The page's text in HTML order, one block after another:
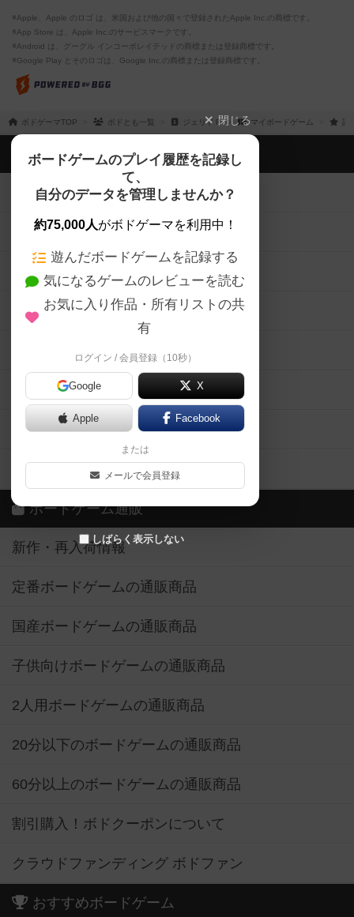
※Apple、Apple のロゴ は、米国および他の国々で登録されたApple Inc.の商標です。
※App Store は、Apple Inc.のサービスマークです。
※Android は、グーグル インコーポレイテッドの商標または登録商標です。
※Google Play とそのロゴは、Google Inc.の商標または登録商標です。
ボドゲーマTOP ボドとも一覧 ジェリドＰ マイボードゲーム 評
閉じる
ボードゲームのプレイ履歴を記録し
て、
自分のデータを管理しませんか？
約75,000人がボドゲーマを利用中！
遊んだボードゲームを記録する
気になるゲームのレビューを読む
お気に入り作品・所有リストの共
有
ログイン / 会員登録（10秒）
Google X
Apple Facebook
または
メールで会員登録
しばらく表示しない
ボドゲーマTOP
ボードゲームを検索する
ボードゲームの新着レビュー
ボードゲーム会情報
メカニクス特集
掲示板・トピックス
ボドとも・会員一覧
ボードゲーム業界コラム
ボドゲーマご利用案内
ボードゲーム通販
新作・再入荷情報
定番ボードゲームの通販商品
国産ボードゲームの通販商品
子供向けボードゲームの通販商品
2人用ボードゲームの通販商品
20分以下のボードゲームの通販商品
60分以上のボードゲームの通販商品
割引購入！ボドクーポンについて
クラウドファンディング ボドファン
おすすめボードゲーム